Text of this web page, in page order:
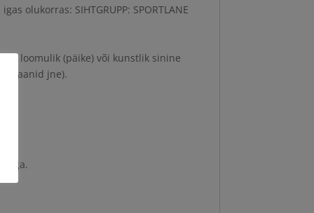
olukorras: SIHTGRUPP: SPORTLANE
loomulik (päike) või kunstlik sinine
jne).